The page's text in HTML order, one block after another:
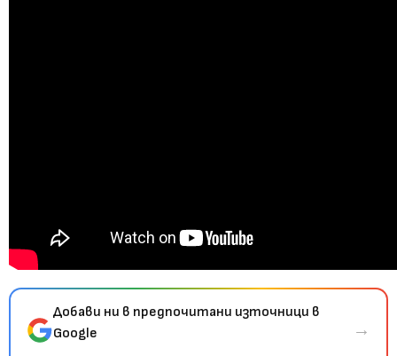
Добави ни в предпочитани източници в
Google
→